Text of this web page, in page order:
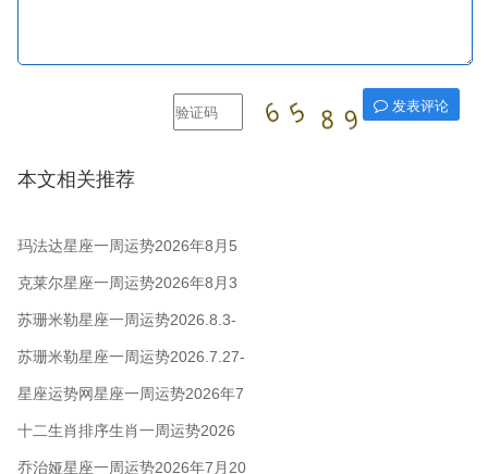
发表评论
本文相关推荐
玛法达星座一周运势2026年8月5
日至11日
克莱尔星座一周运势2026年8月3
日-9日
苏珊米勒星座一周运势2026.8.3-
8.9
苏珊米勒星座一周运势2026.7.27-
8.2
星座运势网星座一周运势2026年7
月27日 - 8月2日
十二生肖排序生肖一周运势2026
年7月27日—8月2日
乔治娅星座一周运势2026年7月20